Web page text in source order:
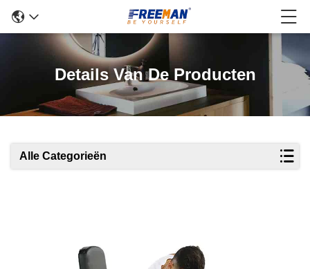
Details Van De Producten
Alle Categorieën